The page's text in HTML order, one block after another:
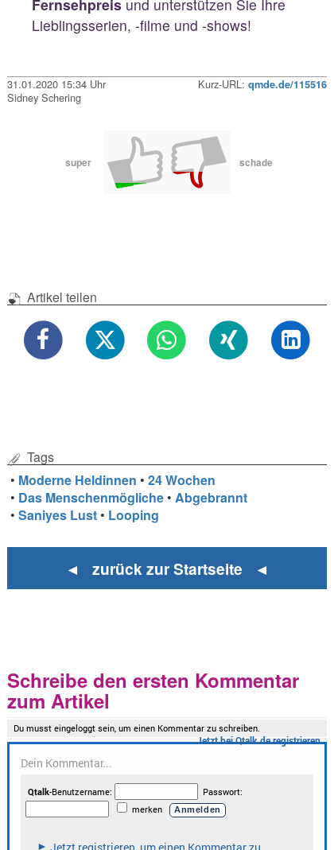
Fernsehpreis und unterstützen Sie Ihre
Lieblingsserien, -filme und -shows!
31.01.2020 15:34 Uhr Kurz-URL: qmde.de/115516
Sidney Schering
super schade
Artikel teilen
Tags
• Moderne Heldinnen •24 Wochen
• Das Menschenmögliche •Abgebrannt
•Saniyes Lust • Looping
◄ zurück zur Startseite ◄
Schreibe den ersten Kommentar
zum Artikel